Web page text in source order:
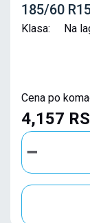
185/60
Klasa: Na
Cena po
4,157